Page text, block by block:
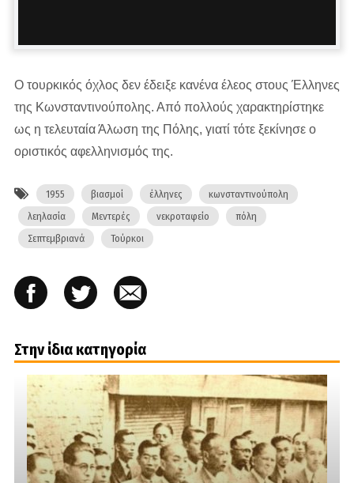
Ο τουρκικός όχλος δεν έδειξε κανένα έλεος στους Έλληνες
της Κωνσταντινούπολης. Από πολλούς χαρακτηρίστηκε
ως η τελευταία Άλωση της Πόλης, γιατί τότε ξεκίνησε ο
οριστικός αφελληνισμός της.
1955 βιασμοί έλληνες
κωνσταντινούπολη
λεηλασία
Μεντερές νεκροταφείο
πόλη
Σεπτεμβριανά
Τούρκοι
Στην ίδια κατηγορία